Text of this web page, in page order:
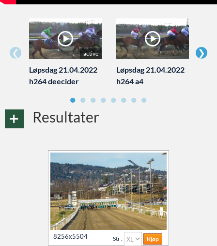
Øvrevoll løpsdager
Øvrevoll treningsdager
NoARK
❮ active
Løpsdag 21.04.2022
h264 deecider
Løpsdag 21.04.2022
h264 a4
❯
● ● ● ● ● ● ● ●
Resultater
8256x5504 Str :